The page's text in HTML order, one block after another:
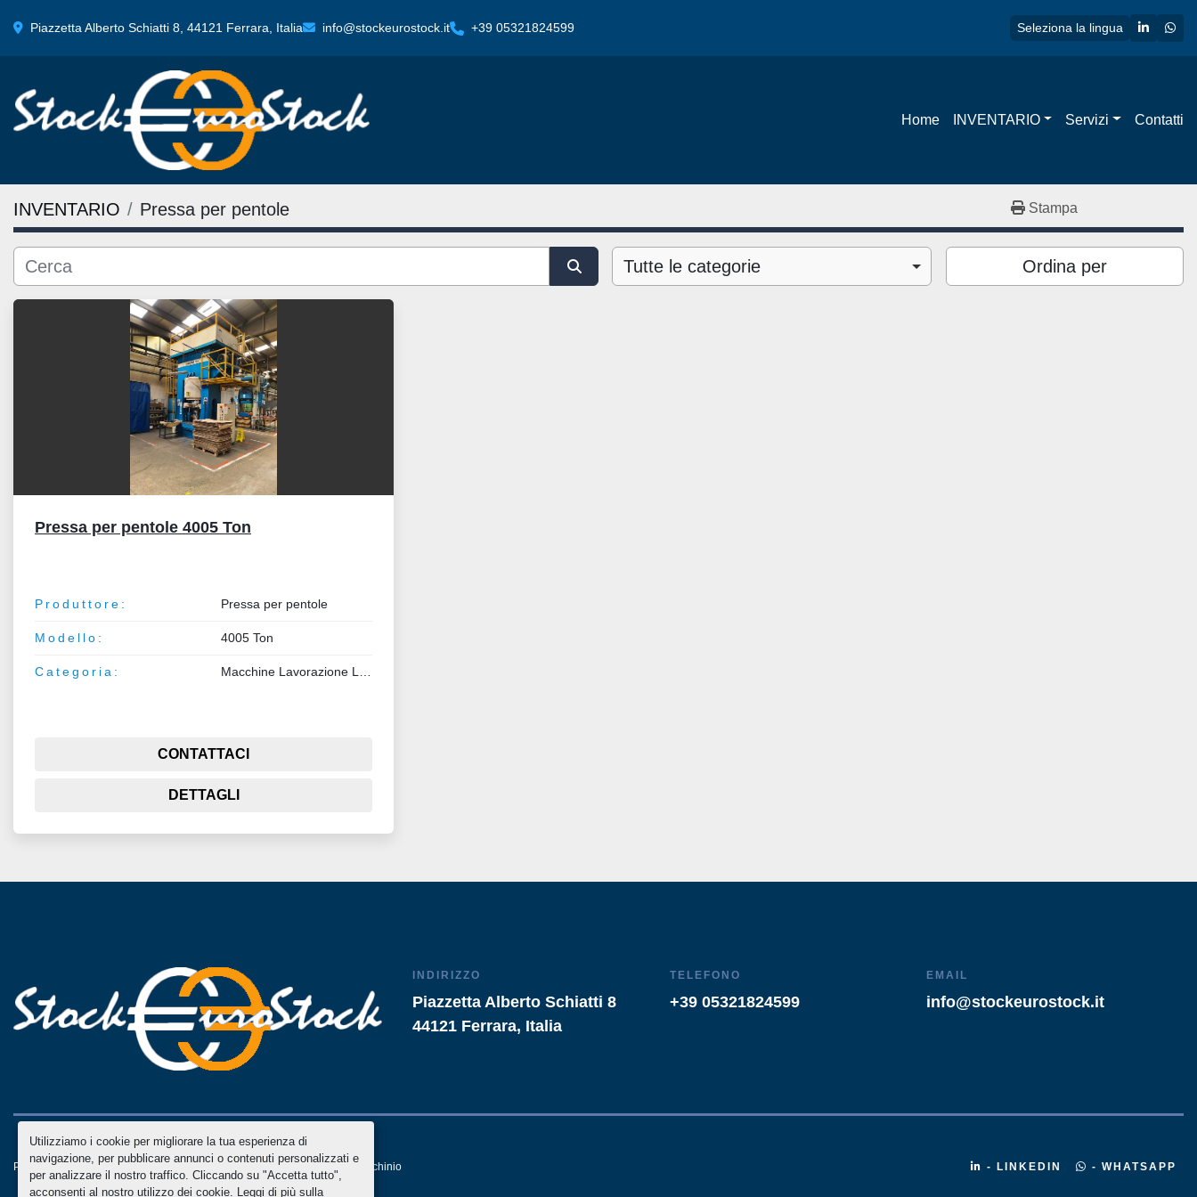
Utilizziamo i cookie per migliorare la tua esperienza di
navigazione, per pubblicare annunci o contenuti personalizzati e
per analizzare il nostro traffico. Cliccando su "Accetta tutto",
acconsenti al nostro utilizzo dei cookie. Leggi di più sulla
Piazzetta Alberto Schiatti 8, 44121 Ferrara, Italia info@stockeurostock.it +39 05321824599 Seleziona la lingua linkedin
Home INVENTARIO Servizi Contatti
INVENTARIO Pressa per pentole Stampa
Tutte le categorie Ordina per
Pressa per pentole 4005 Ton
Produttore: Pressa per pentole
Modello: 4005 Ton
Categoria:
CONTATTACI
DETTAGLI
INDIRIZZO
Piazzetta Alberto Schiatti 8
44121 Ferrara, Italia
TELEFONO
+39 05321824599
EMAIL
info@stockeurostock.it
Personalizza le preferenze sui Cookies Machinio Systemsito web diMachinio - LINKEDIN - WHATSAPP